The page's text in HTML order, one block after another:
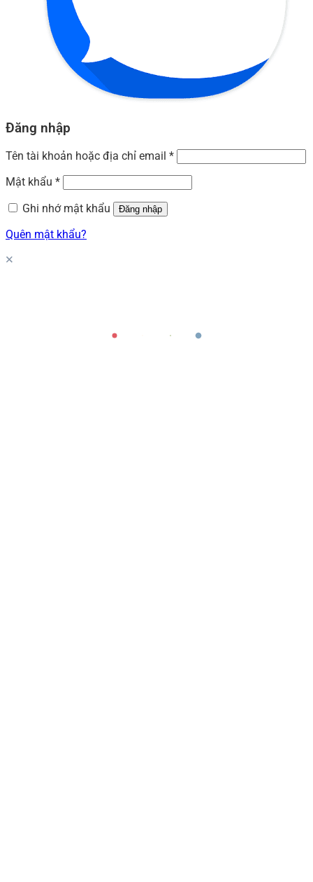
Đăng nhập
Tên tài khoản hoặc địa chỉ email *
Mật khẩu *
Ghi nhớ mật khẩu
Đăng nhập
Quên mật khẩu?